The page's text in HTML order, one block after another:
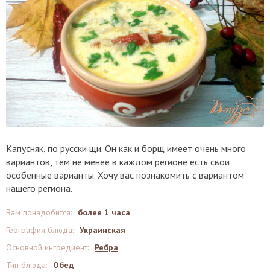
Капусняк, по русски щи. Он как и борщ имеет очень много
вариантов, тем не менее в каждом регионе есть свои
особенные варианты. Хочу вас познакомить с вариантом
нашего региона.
Вам понадобится:
более 1 часа
География блюда: Украинская
Основной ингредиент:
Ребра
Тип блюда: Обед